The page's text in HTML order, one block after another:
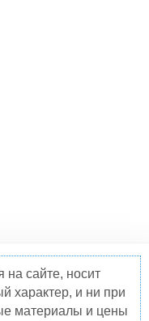
сайте, носит
характер, и ни при
материалы и цены